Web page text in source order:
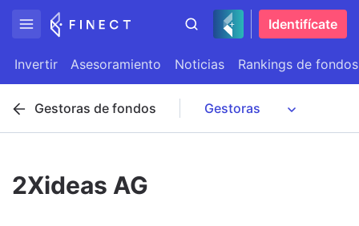
Identifícate
Invertir Asesoramiento Noticias Rankings de fondos
Gestoras de fondos
2Xideas AG